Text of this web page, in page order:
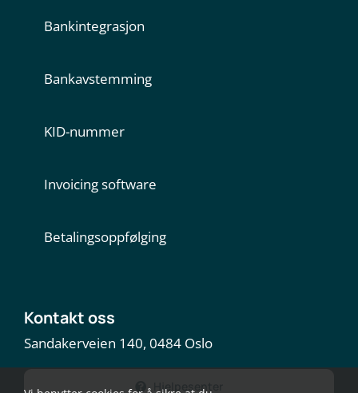
Bankintegrasjon
Bankavstemming
KID-nummer
Invoicing software
Betalingsoppfølging
Kontakt oss
Sandakerveien 140, 0484 Oslo
Hjelpesenter